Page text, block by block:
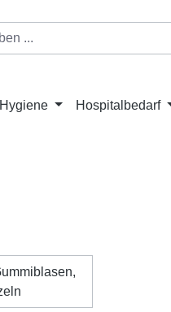
Hygiene Hospitalbedarf